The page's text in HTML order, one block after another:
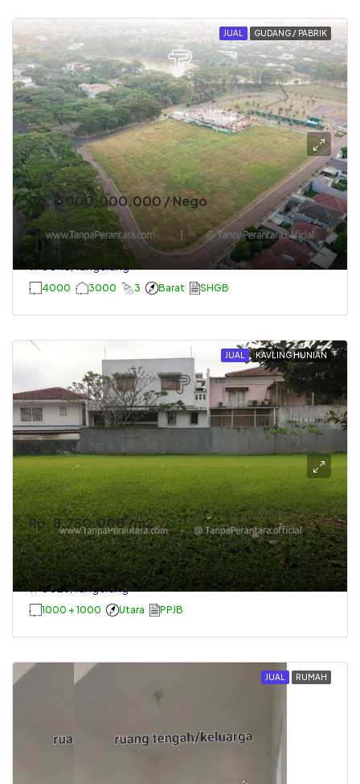
JUAL GUDANG / PABRIK
Rp. 7.000.000.000 / Nego
Pabrik Strategis Dan Siap Pakai Di Jatiuwung
Tangerang Kota
TP0043, Tangerang
4000 3000 3 Barat SHGB
JUAL KAVLING HUNIAN
Rp. 8.750.000 /m2
Kavling Kotak Siap Bangun Di Lippo Village
Karawci Tangerang Banten_
TP0026, Tangerang
1000 + 1000 Utara PPJB
JUAL RUMAH